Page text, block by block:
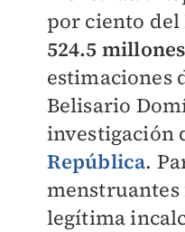
por ciento del
524.5
estimaciones
Belisario
investigación
República.
legítima